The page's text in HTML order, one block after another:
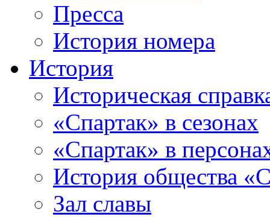
Пресса
История номера
История
Историческая
«Спартак» в сезонах
«Спартак» в
История общества
Зал славы